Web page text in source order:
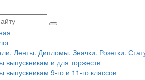
Ленты. Дипломы. Значки. Розетки.
выпускникам и для торжеств
выпускникам 9-го и 11-го классов